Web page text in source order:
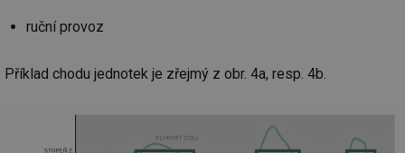
ruční provoz
Příklad chodu jednotek je zřejmý z obr. 4a, resp. 4b.